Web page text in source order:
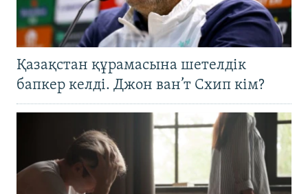
Қазақстан құрамасына шетелдік
бапкер келді. Джон ван’т Схип кім?